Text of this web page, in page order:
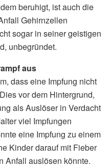
beruhigt, ist auch die
Gehirnzellen
sogar in seiner geistigen
unbegründet.
aus
dass eine Impfung nicht
vor dem Hintergrund,
als Auslöser in Verdacht
viel Impfungen
eine Impfung zu einem
Kinder darauf mit Fieber
Anfall auslösen könnte.